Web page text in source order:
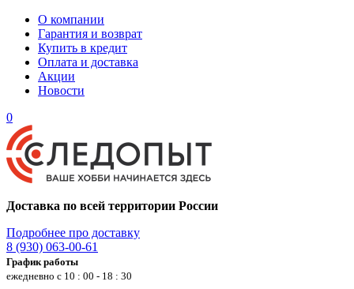
О компании
Гарантия и возврат
Купить в кредит
Оплата и доставка
Акции
Новости
0
Доставка по всей территории России
Подробнее про доставку
8 (930) 063-00-61
График работы
ежедневно с 10 : 00 - 18 : 30